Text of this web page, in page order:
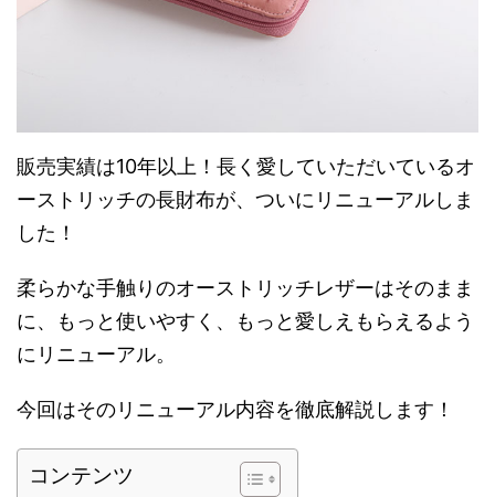
販売実績は10年以上！長く愛していただいているオ
ーストリッチの長財布が、ついにリニューアルしま
した！
柔らかな手触りのオーストリッチレザーはそのまま
に、もっと使いやすく、もっと愛しえもらえるよう
にリニューアル。
今回はそのリニューアル内容を徹底解説します！
コンテンツ